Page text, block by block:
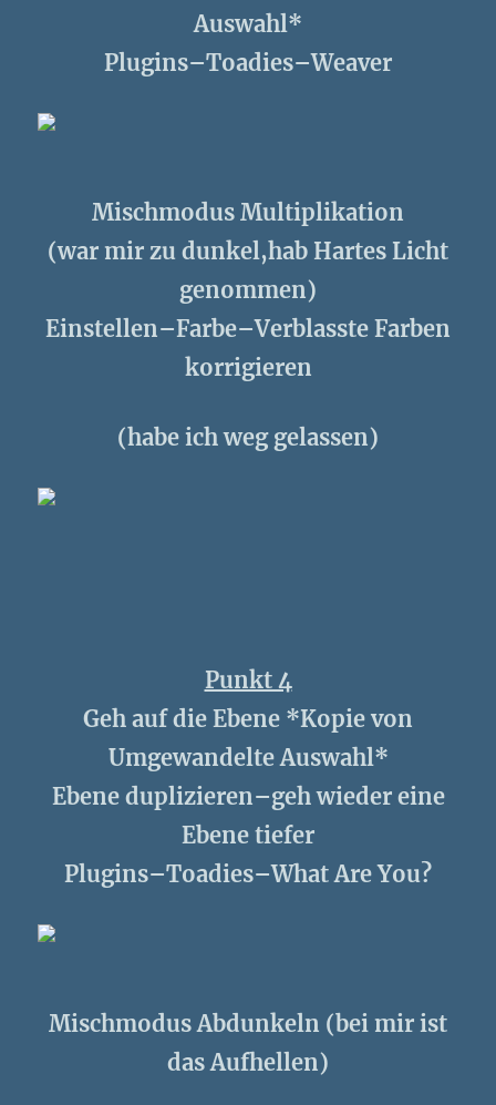
Auswahl*
Plugins–Toadies–Weaver
Mischmodus Multiplikation
(war mir zu dunkel,hab Hartes Licht
genommen)
Einstellen–Farbe–Verblasste Farben
korrigieren
(habe ich weg gelassen)
Punkt 4
Geh auf die Ebene *Kopie von
Umgewandelte Auswahl*
Ebene duplizieren–geh wieder eine
Ebene tiefer
Plugins–Toadies–What Are You?
Mischmodus Abdunkeln (bei mir ist
das Aufhellen)